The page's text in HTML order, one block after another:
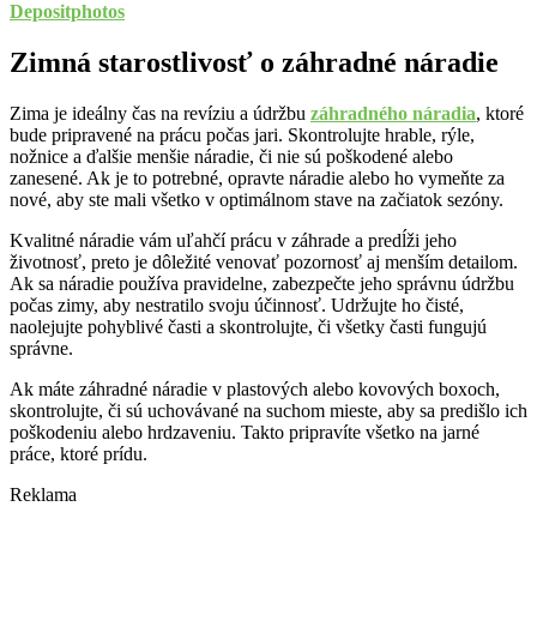
Depositphotos
Zimná starostlivosť o záhradné náradie
Zima je ideálny čas na revíziu a údržbu záhradného náradia, ktoré
bude pripravené na prácu počas jari. Skontrolujte hrable, rýle,
nožnice a ďalšie menšie náradie, či nie sú poškodené alebo
zanesené. Ak je to potrebné, opravte náradie alebo ho vymeňte za
nové, aby ste mali všetko v optimálnom stave na začiatok sezóny.
Kvalitné náradie vám uľahčí prácu v záhrade a predĺži jeho
životnosť, preto je dôležité venovať pozornosť aj menším detailom.
Ak sa náradie používa pravidelne, zabezpečte jeho správnu údržbu
počas zimy, aby nestratilo svoju účinnosť. Udržujte ho čisté,
naolejujte pohyblivé časti a skontrolujte, či všetky časti fungujú
správne.
Ak máte záhradné náradie v plastových alebo kovových boxoch,
skontrolujte, či sú uchovávané na suchom mieste, aby sa predišlo ich
poškodeniu alebo hrdzaveniu. Takto pripravíte všetko na jarné
práce, ktoré prídu.
Reklama